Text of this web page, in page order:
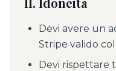
Devi avere un
Stripe valido
Devi rispettare